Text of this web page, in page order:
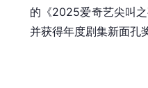
的《2025爱奇艺尖叫
并获得年度剧集新面孔